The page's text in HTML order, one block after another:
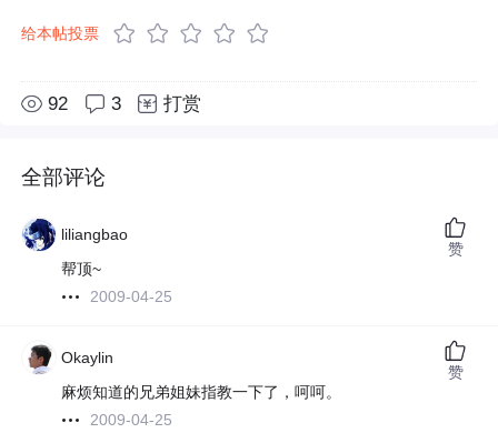
给本帖投票
92 3 打赏
全部评论
liliangbao
帮顶~
2009-04-25
赞
Okaylin
麻烦知道的兄弟姐妹指教一下了，呵呵。
2009-04-25
赞